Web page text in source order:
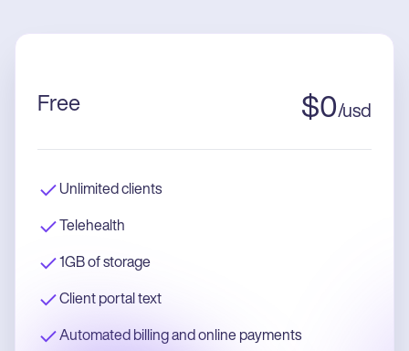
Free $0/usd
Unlimited clients
Telehealth
1GB of storage
Client portal text
Automated billing and online payments